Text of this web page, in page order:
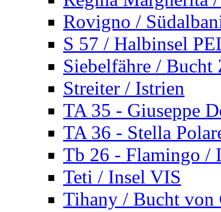
Rovigno /
S 57 / Halbinsel
Siebelfähre / Bucht
Streiter / Istrien
TA 35 - Giuseppe
TA 36 - Stella
Tb 26 - Flamingo /
Teti / Insel VIS
Tihany / Bucht von